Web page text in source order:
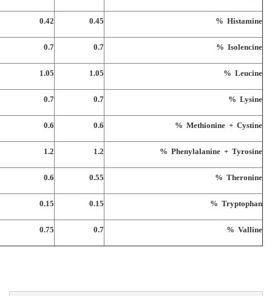
Histamine %
0.45
0.42
Isolencine %
0.7
0.7
Leucine %
1.05
1.05
Lysine %
0.7
0.7
Methionine + Cystine %
0.6
0.6
Phenylalanine + Tyrosine %
1.2
1.2
Theronine %
0.55
0.6
Tryptophan %
0.15
0.15
Valline %
0.7
0.75